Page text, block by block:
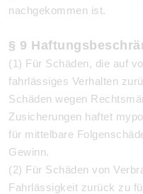
nachgekommen ist.
§ 9
(1) Für Schäden, die auf
fahrlässiges Verhalten
Schäden wegen
Zusicherungen haftet
für mittelbare
Gewinn.
(2) Für Schäden von
Fahrlässigkeit zurück zu